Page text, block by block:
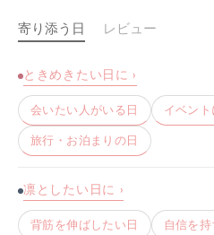
シ
ェ
シ
ェ
シ
ェ
寄り添う日 レビュー
ときめきたい日に ›
会いたい人がいる日
イベン
旅行・お泊まりの日
凛としたい日に ›
背筋を伸ばしたい日 自信を